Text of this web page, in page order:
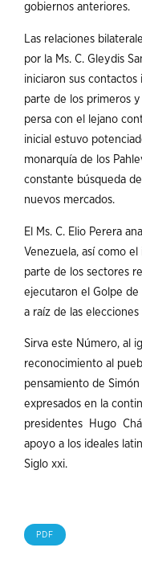
gobiernos anteriores.
Las relaciones
por la Ms. C. Gleydis
iniciaron sus
parte de los primeros
persa con el lejano
inicial estuvo
monarquía de los
constante búsqueda
nuevos mercados.
El Ms. C. Elio Perera
Venezuela, así como
parte de los sectores
ejecutaron el Golpe de
a raíz de las
Sirva este Número, al
reconocimiento al
pensamiento de
expresados en la
presidentes Hugo
apoyo a los ideales
Siglo xxi.
PDF